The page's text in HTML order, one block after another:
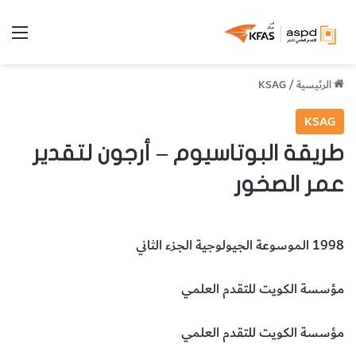
الرئيسية/
KSAG
KSAG
طريقة البوتاسيوم – أرجون لتقدير
عمر الصخور
1998 الموسوعة الجيولوجية الجزء الثاني
مؤسسة الكويت للتقدم العلمي
مؤسسة الكويت للتقدم العلمي